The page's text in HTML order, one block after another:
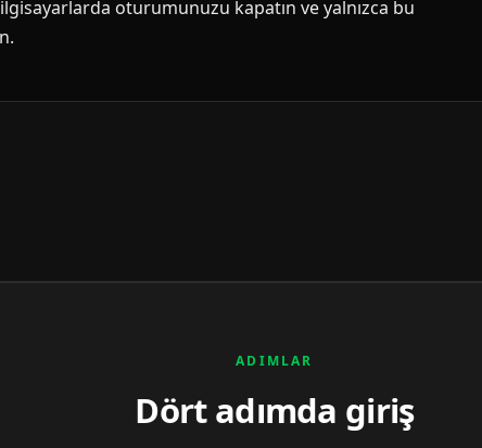
oturumunuzu kapatın ve yalnızca bu
ADIMLAR
Dört adımda giriş